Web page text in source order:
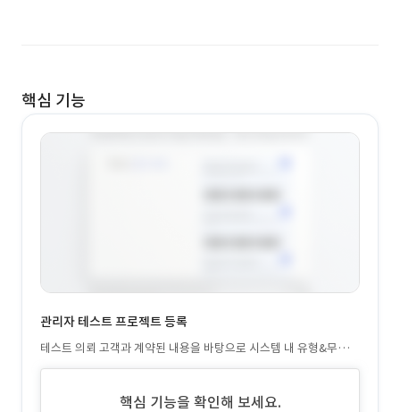
핵심 기능
관리자 테스트 프로젝트 등록
테스트 의뢰 고객과 계약된 내용을 바탕으로 시스템 내 유형&무형의
제품 테스트 프로젝트 등록 진행
핵심 기능을 확인해 보세요.